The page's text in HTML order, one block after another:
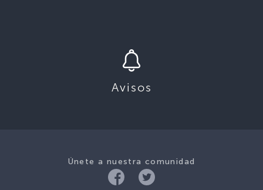
Avisos
Únete a nuestra comunidad